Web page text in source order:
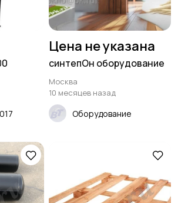
Цена не указана
синтепОн оборудование
Москва
10 месяцев назад
Оборудование